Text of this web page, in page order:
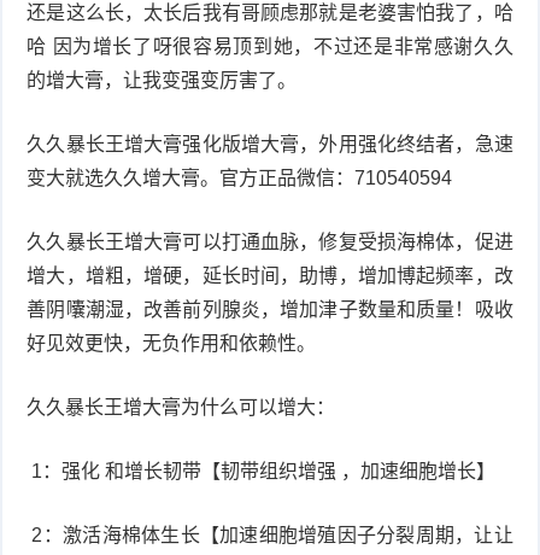
还是这么长，太长后我有哥顾虑那就是老婆害怕我了，哈
哈 因为增长了呀很容易顶到她，不过还是非常感谢久久
的增大膏，让我变强变厉害了。
久久暴长王增大膏强化版增大膏，外用强化终结者，急速
变大就选久久增大膏。官方正品微信：710540594
久久暴长王增大膏可以打通血脉，修复受损海棉体，促进
增大，增粗，增硬，延长时间，助博，增加博起频率，改
善阴囔潮湿，改善前列腺炎，增加津子数量和质量！吸收
好见效更快，无负作用和依赖性。
久久暴长王增大膏为什么可以增大：
1：强化 和增长韧带【韧带组织增强 ，加速细胞增长】
2：激活海棉体生长【加速细胞增殖因子分裂周期，让让